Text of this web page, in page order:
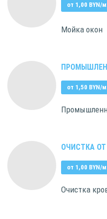
от 1,00 BYN/
Мойка окон
от 1,50 BYN/
ОЧИСТКА ОТ
от 1,00 BYN/
Очистка